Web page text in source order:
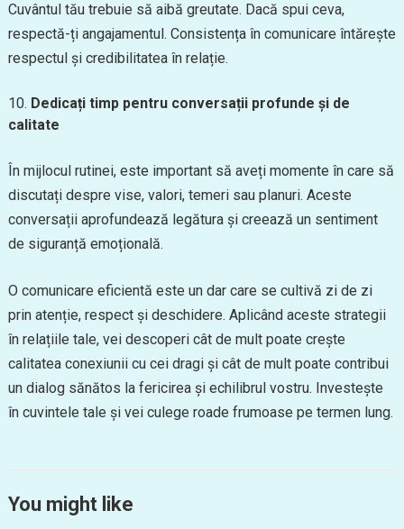
Cuvântul tău trebuie să aibă greutate. Dacă spui ceva,
respectă-ți angajamentul. Consistența în comunicare întărește
respectul și credibilitatea în relație.
Dedicați timp pentru conversații profunde și de
calitate
În mijlocul rutinei, este important să aveți momente în care să
discutați despre vise, valori, temeri sau planuri. Aceste
conversații aprofundează legătura și creează un sentiment
de siguranță emoțională.
O comunicare eficientă este un dar care se cultivă zi de zi
prin atenție, respect și deschidere. Aplicând aceste strategii
în relațiile tale, vei descoperi cât de mult poate crește
calitatea conexiunii cu cei dragi și cât de mult poate contribui
un dialog sănătos la fericirea și echilibrul vostru. Investește
în cuvintele tale și vei culege roade frumoase pe termen lung.
You might like